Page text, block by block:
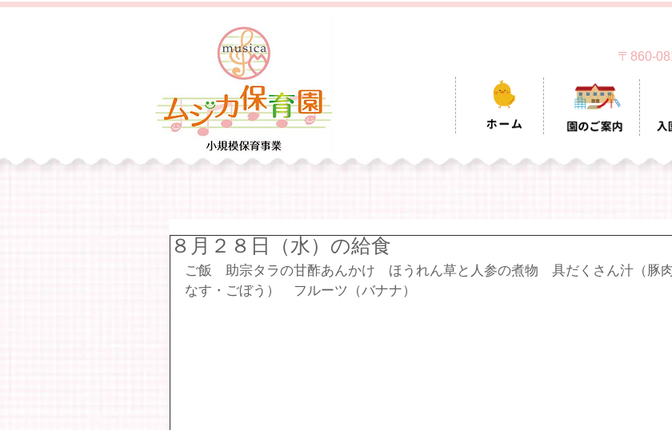
〒860-
８月２８日（水）の給食
ご飯　助宗タラの甘酢あんかけ　ほうれん草と人参の煮物　具だくさん汁（豚肉
なす・ごぼう）　フルーツ（バナナ）